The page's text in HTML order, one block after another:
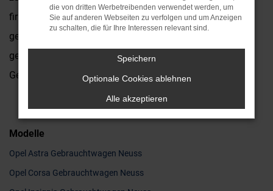
firm, wenn es um die Gebrauchtwagen dieses Herstellers
geht. Besuchen Sie uns und stöbern Sie in unserem breit
gefächerten Angebot an hochwertigen Opel
Gebrauchtwagen. Wir beraten Sie gern.
Modelle
Opel Astra Gebrauchtwagen Neuss
Opel Corsa Gebrauchtwagen Neuss
die von dritten Werbetreibenden verwendet werden, um
Sie auf anderen Webseiten zu verfolgen und um Anzeigen
zu schalten, die für Ihre Interessen relevant sind.
Speichern
Optionale Cookies ablehnen
Alle akzeptieren